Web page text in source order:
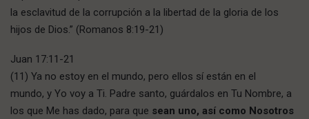
la esclavitud de la corrupción a la libertad de la gloria de los
hijos de Dios.” (Romanos 8:19-21)
Juan 17:11-21
(11) Ya no estoy en el mundo, pero ellos sí están en el
mundo, y Yo voy a Ti. Padre santo, guárdalos en Tu Nombre, a
los que Me has dado, para que sean uno, así como Nosotros